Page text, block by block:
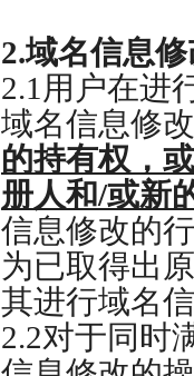
2.域名信息
2.1 用户在进
域名信息修
的持有权，
册人和/或新
信息修改的
为已取得出
其进行域名
2.2对于同时